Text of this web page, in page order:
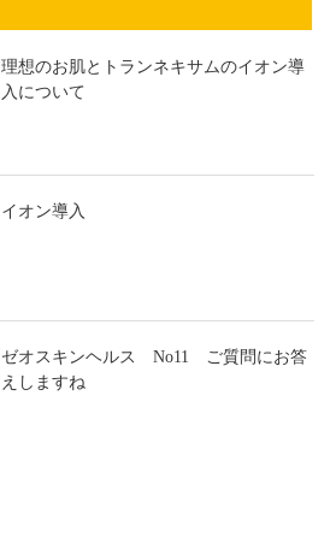
理想のお肌とトランネキサムのイオン導
入について
イオン導入
ゼオスキンヘルス No11 ご質問にお答
えしますね